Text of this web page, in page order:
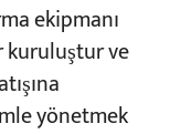
ekipmanı
ve
yönetmek